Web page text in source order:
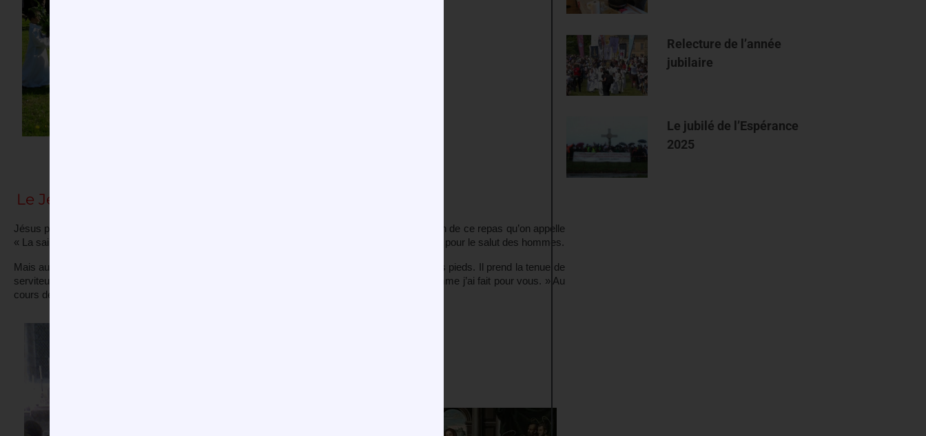
Le Jeudi Saint
Jésus prend son dernier repas avec les douze Apôtres dans la salle dite du « Cénacle ». A la fin de ce repas qu’on appelle
« La sainte Cène », le Christ rend grâce et, prenant le pain et le vin, offre son Corps et son Sang pour le salut des hommes.
Mais auparavant, Jésus va se mettre à genoux devant chacun de ses disciples et leur laver les pieds. Il prend la tenue de
serviteur et dit : « C’est un exemple que je vous ai donné afin que vous fassiez vous aussi comme j’ai fait pour vous. » Au
cours de la messe célébrée avec solennité, le prêtre répète le geste du lavement des pieds.
Relecture de l’année
jubilaire
Le jubilé de l’Espérance
2025